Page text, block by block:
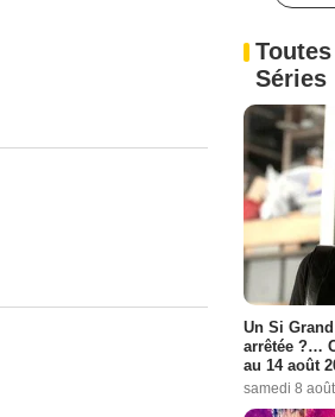
Séries
Un Si
arrêtée ?…
au 14 août
samedi 8